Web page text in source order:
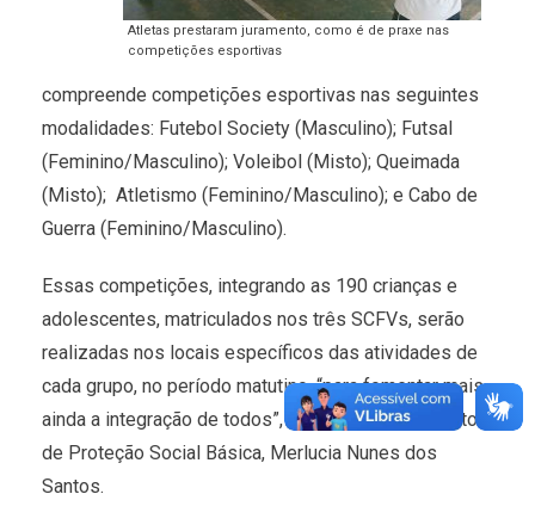
Atletas prestaram juramento, como é de praxe nas
competições esportivas
compreende competições esportivas nas seguintes
modalidades: Futebol Society (Masculino); Futsal
(Feminino/Masculino); Voleibol (Misto); Queimada
(Misto); Atletismo (Feminino/Masculino); e Cabo de
Guerra (Feminino/Masculino).
Essas competições, integrando as 190 crianças e
adolescentes, matriculados nos três SCFVs, serão
realizadas nos locais específicos das atividades de
cada grupo, no período matutino, “para fomentar mais
ainda a integração de todos”, como explicou a diretora
de Proteção Social Básica, Merlucia Nunes dos
Santos.